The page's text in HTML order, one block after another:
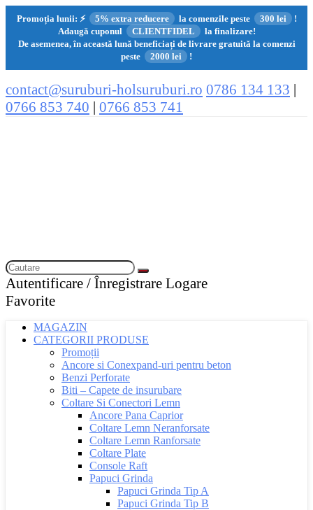
Promoția lunii: ⚡ 5% extra reducere la comenzile peste 300 lei
!
Adaugă cuponul
CLIENTFIDEL
la finalizare!
De asemenea, în această lună beneficiați de livrare gratuită la comenzi
peste
2000 lei !
contact@suruburi-holsuruburi.ro 0786 134 133 |
0766 853 740 | 0766 853 741
Autentificare / Înregistrare Logare
Favorite
MAGAZIN
CATEGORII PRODUSE
Promoții
Ancore si Conexpand-uri pentru beton
Benzi Perforate
Biti – Capete de insurubare
Coltare Si Conectori Lemn
Ancore Pana Caprior
Coltare Lemn Neranforsate
Coltare Lemn Ranforsate
Coltare Plate
Console Raft
Papuci Grinda
Papuci Grinda Tip A
Papuci Grinda Tip B